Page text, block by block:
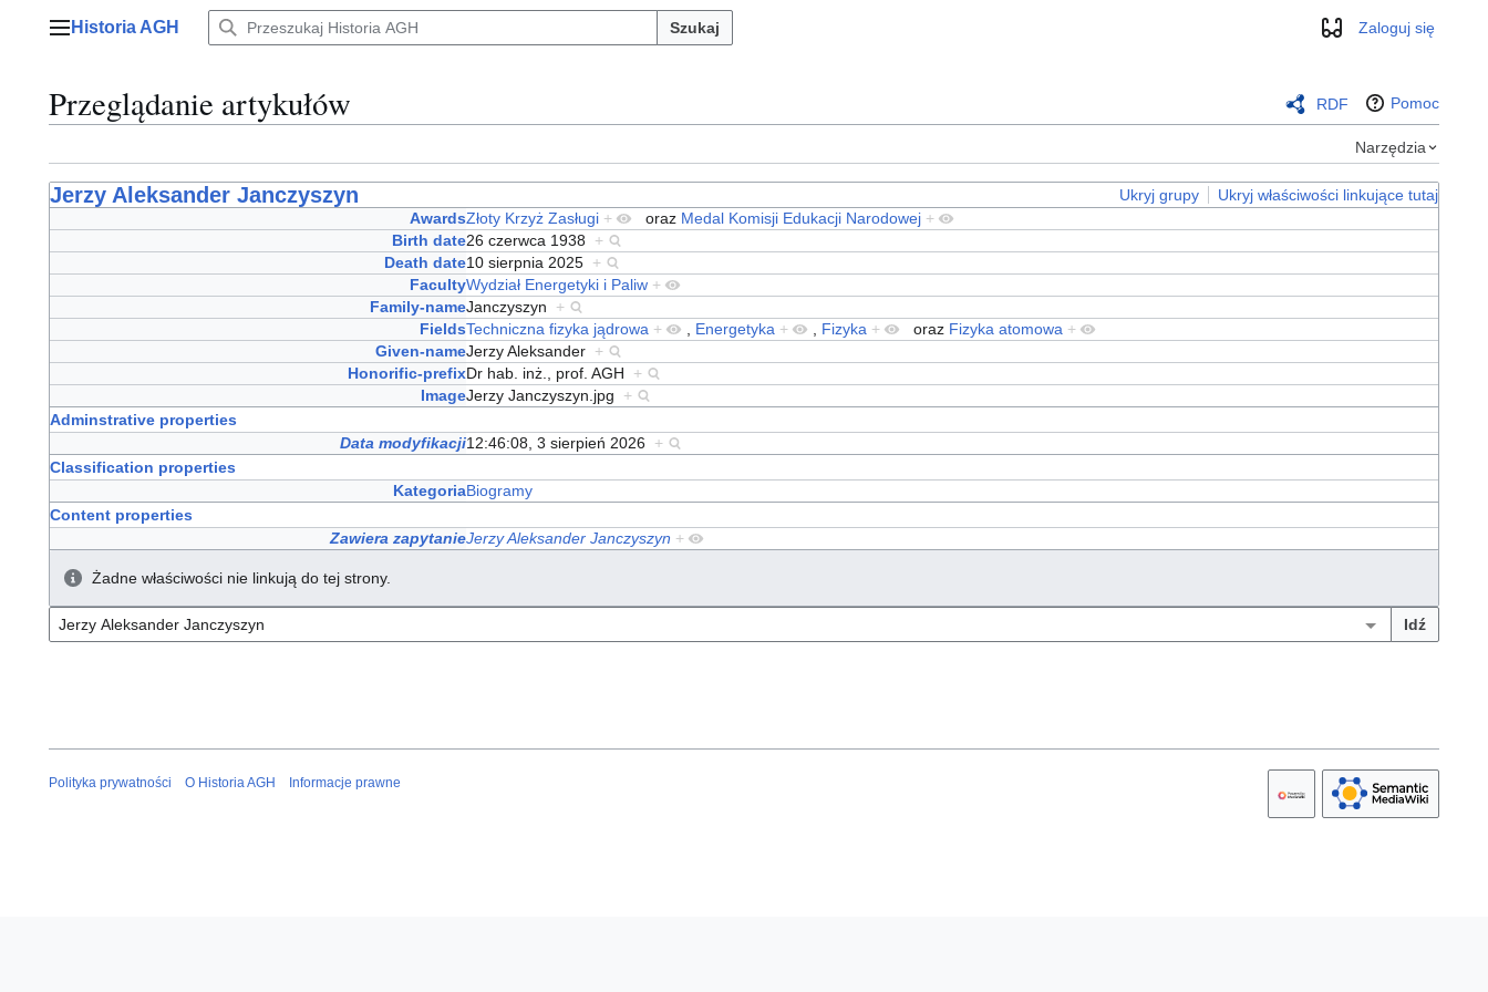
Menu główne
Historia AGH Szukaj WyglądZaloguj się
Przeglądanie artykułów RDF Pomoc
Narzędzia
Jerzy Aleksander Janczyszyn Ukryj grupy
Ukryj właściwości linkujące tutaj
AwardsZłoty Krzyż Zasługi + oraz Medal Komisji Edukacji Narodowej +
Birth date26 czerwca 1938 +
Death date10 sierpnia 2025 +
FacultyWydział Energetyki i Paliw +
Family-nameJanczyszyn +
FieldsTechniczna fizyka jądrowa + Energetyka + Fizyka + oraz Fizyka atomowa +
Given-nameJerzy Aleksander +
Honorific-prefixDr hab. inż., prof. AGH +
ImageJerzy Janczyszyn.jpg +
Adminstrative properties
Data modyfikacji12:46:08, 3 sierpień 2026
+
Classification properties
KategoriaBiogramy
Content properties
Zawiera zapytanieJerzy Aleksander Janczyszyn +
Żadne właściwości nie linkują do tej strony.
Polityka prywatności O Historia AGH Informacje prawne